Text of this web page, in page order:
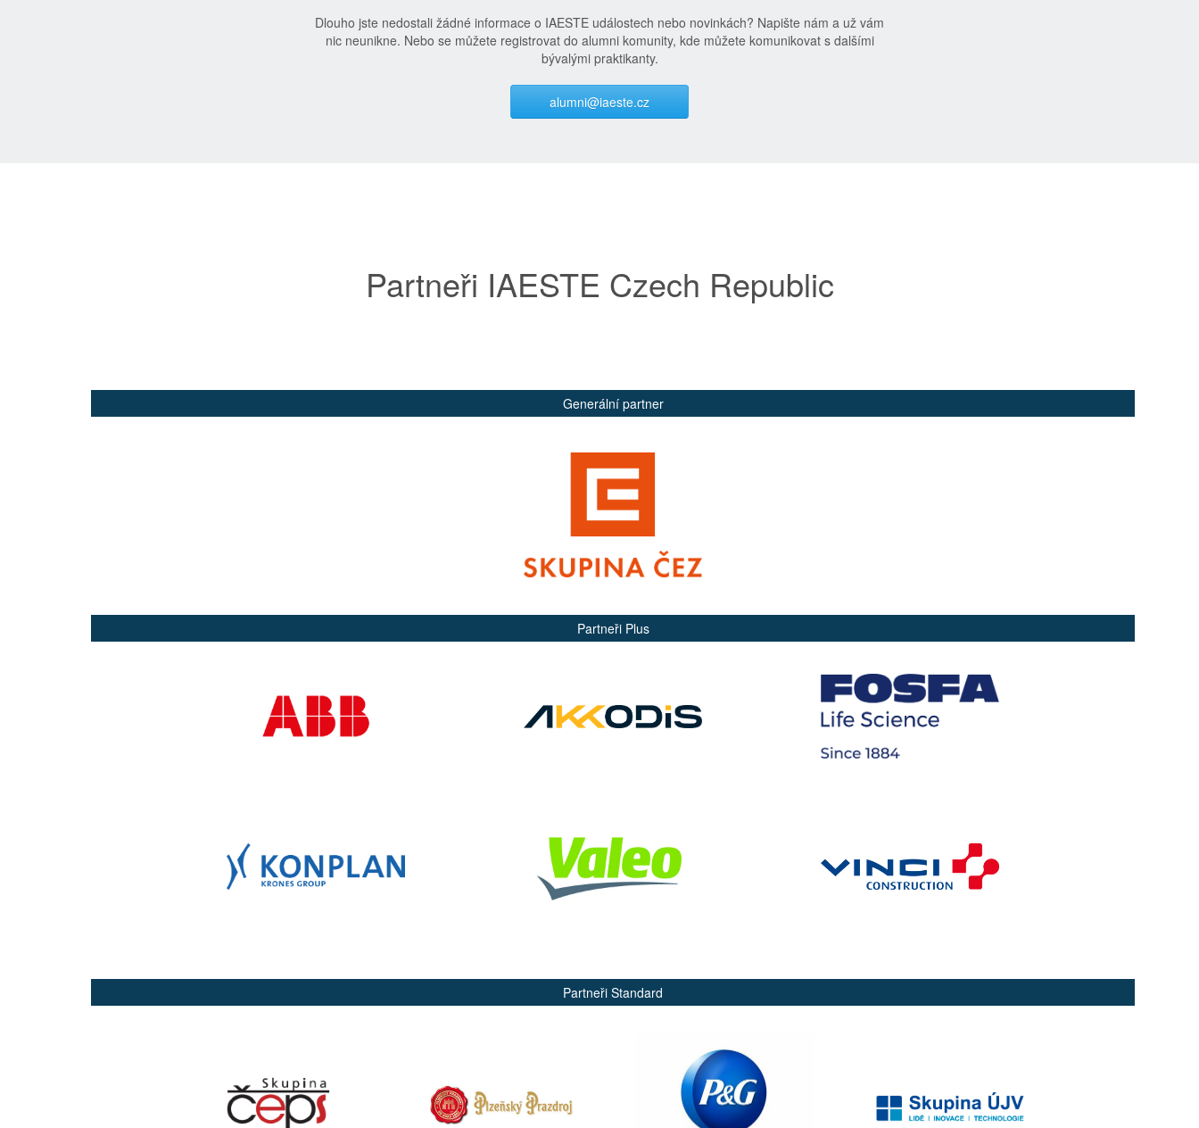
Dlouho jste nedostali žádné informace o IAESTE událostech nebo novinkách? Napište nám a už vám
nic neunikne. Nebo se můžete registrovat do alumni komunity, kde můžete komunikovat s dalšími
bývalými praktikanty.
alumni@iaeste.cz
Partneři IAESTE Czech Republic
Generální partner
Partneři Plus
Partneři Standard